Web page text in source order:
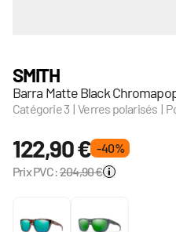
SMITH
Barra Matte Black
Catégorie 3 | Verres polarisés |
122,90 € - 40 %
Prix PVC:204,90 €